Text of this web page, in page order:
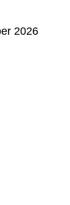
2026